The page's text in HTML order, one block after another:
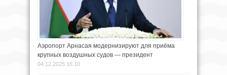
Аэропорт Арнасая модернизируют для приёма
крупных воздушных судов — президент
04.12.2025 16:10